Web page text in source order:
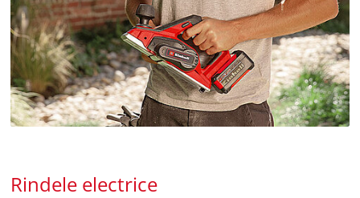
Rindele electrice